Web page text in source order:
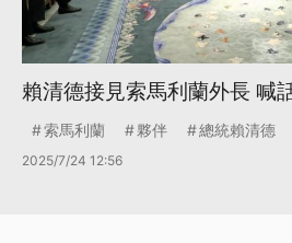
賴清德接見索馬利蘭外長 喊
索馬利蘭 夥伴 總統賴清德
2025/7/24 12:56